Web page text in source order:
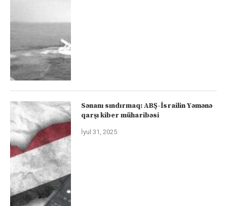
Sənanı sındırmaq: ABŞ-İsrailin Yəmənə
qarşı kiber müharibəsi
İyul 31, 2025